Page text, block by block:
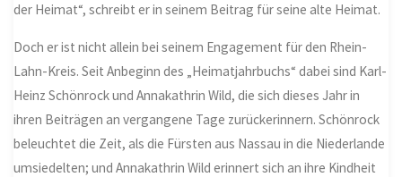
der Heimat“, schreibt er in seinem Beitrag für seine alte Heimat.
Doch er ist nicht allein bei seinem Engagement für den Rhein-
Lahn-Kreis. Seit Anbeginn des „Heimatjahrbuchs“ dabei sind Karl-
Heinz Schönrock und Annakathrin Wild, die sich dieses Jahr in
ihren Beiträgen an vergangene Tage zurückerinnern. Schönrock
beleuchtet die Zeit, als die Fürsten aus Nassau in die Niederlande
umsiedelten; und Annakathrin Wild erinnert sich an ihre Kindheit